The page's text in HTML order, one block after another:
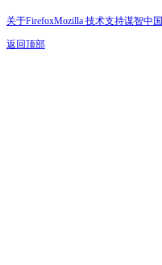
关于FirefoxMozilla 技术支持谋智中国
返回顶部